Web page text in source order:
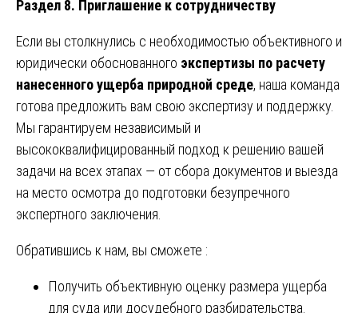
Раздел 8. Приглашение к сотрудничеству
Если вы столкнулись с необходимостью объективного и
юридически обоснованного экспертизы по расчету
нанесенного ущерба природной среде, наша команда
готова предложить вам свою экспертизу и поддержку.
Мы гарантируем независимый и
высококвалифицированный подход к решению вашей
задачи на всех этапах — от сбора документов и выезда
на место осмотра до подготовки безупречного
экспертного заключения.
Обратившись к нам, вы сможете :
Получить объективную оценку размера ущерба
для суда или досудебного разбирательства.